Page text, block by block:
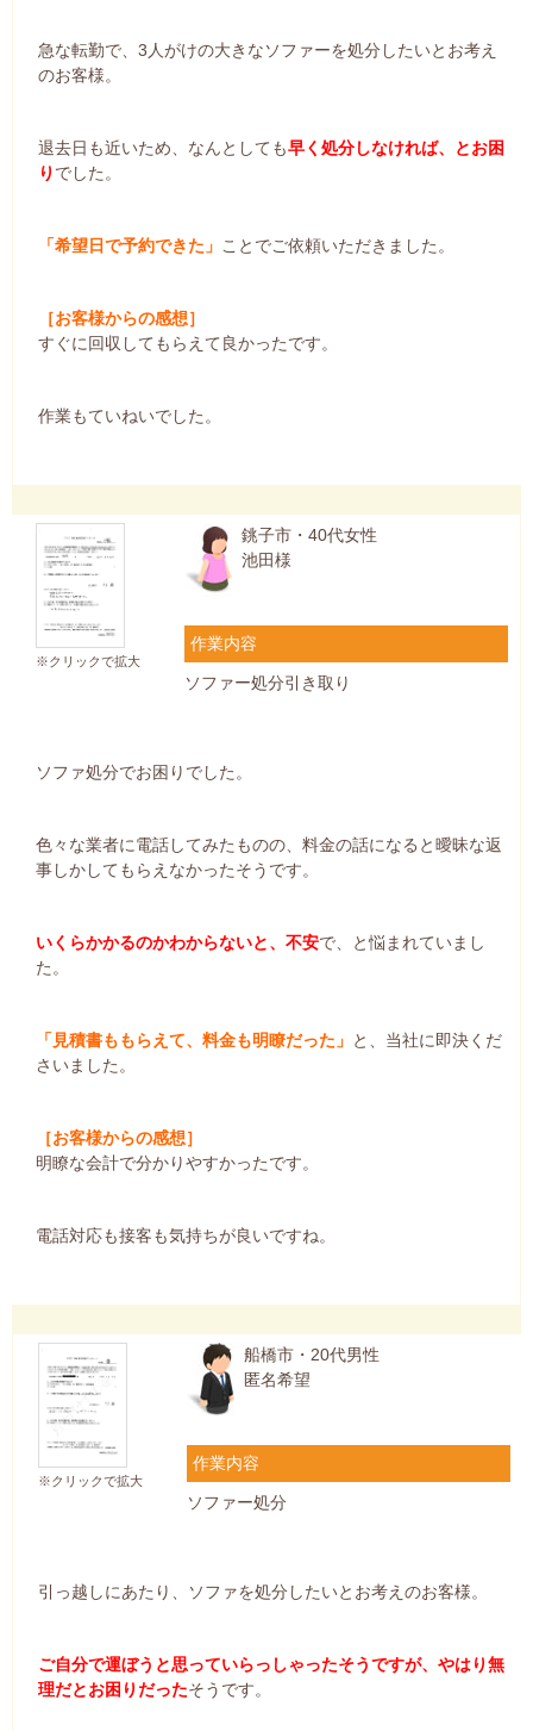
急な転勤で、3人がけの大きなソファーを処分したいとお考え
のお客様。
退去日も近いため、なんとしても早く処分しなければ、とお困
り でした。
「希望日で予約できた」 ことでご依頼いただきました。
［お客様からの感想］
すぐに回収してもらえて良かったです。
作業もていねいでした。
※クリックで拡大
銚子市・40代女性
池田様
作業内容
ソファー処分引き取り
ソファ処分でお困りでした。
色々な業者に電話してみたものの、料金の話になると曖昧な返
事しかしてもらえなかったそうです。
いくらかかるのかわからないと、不安で、と悩まれていまし
た。
「見積書ももらえて、料金も明瞭だった」 と、当社に即決くだ
さいました。
［お客様からの感想］
明瞭な会計で分かりやすかったです。
電話対応も接客も気持ちが良いですね。
※クリックで拡大
船橋市・20代男性
匿名希望
作業内容
ソファー処分
引っ越しにあたり、ソファを処分したいとお考えのお客様。
ご自分で運ぼうと思っていらっしゃったそうですが、やはり無
理だとお困りだったそうです。